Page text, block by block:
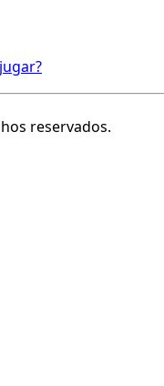
reservados.